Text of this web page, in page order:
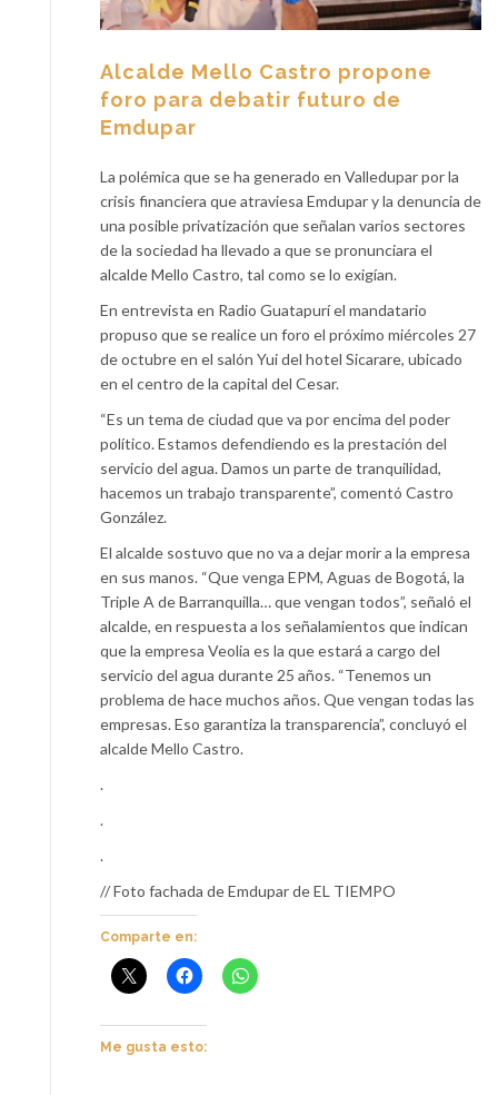
Alcalde Mello Castro propone
foro para debatir futuro de
Emdupar
La polémica que se ha generado en Valledupar por la
crisis financiera que atraviesa Emdupar y la denuncia de
una posible privatización que señalan varios sectores
de la sociedad ha llevado a que se pronunciara el
alcalde Mello Castro, tal como se lo exigían.
En entrevista en Radio Guatapurí el mandatario
propuso que se realice un foro el próximo miércoles 27
de octubre en el salón Yui del hotel Sicarare, ubicado
en el centro de la capital del Cesar.
“Es un tema de ciudad que va por encima del poder
político. Estamos defendiendo es la prestación del
servicio del agua. Damos un parte de tranquilidad,
hacemos un trabajo transparente”, comentó Castro
González.
El alcalde sostuvo que no va a dejar morir a la empresa
en sus manos. “Que venga EPM, Aguas de Bogotá, la
Triple A de Barranquilla… que vengan todos”, señaló el
alcalde, en respuesta a los señalamientos que indican
que la empresa Veolia es la que estará a cargo del
servicio del agua durante 25 años. “Tenemos un
problema de hace muchos años. Que vengan todas las
empresas. Eso garantiza la transparencia”, concluyó el
alcalde Mello Castro.
.
.
.
// Foto fachada de Emdupar de EL TIEMPO
Comparte en:
Me gusta esto: